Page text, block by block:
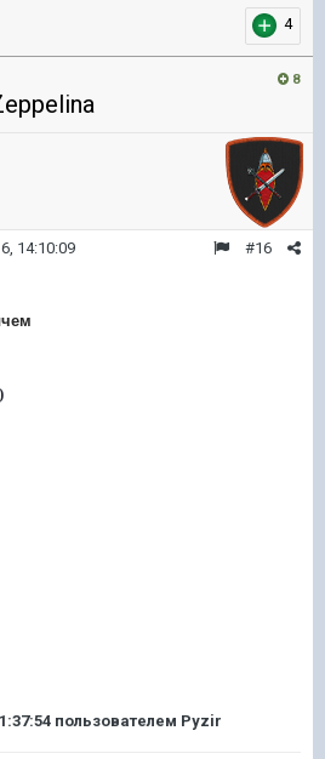
4
8
#16
14:10:09
пользователем Pyzir